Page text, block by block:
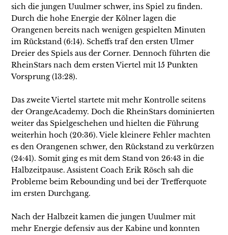
sich die jungen Uuulmer schwer, ins Spiel zu finden.
Durch die hohe Energie der Kölner lagen die
Orangenen bereits nach wenigen gespielten Minuten
im Rückstand (6:14). Scheffs traf den ersten Ulmer
Dreier des Spiels aus der Corner. Dennoch führten die
RheinStars nach dem ersten Viertel mit 15 Punkten
Vorsprung (13:28).
Das zweite Viertel startete mit mehr Kontrolle seitens
der OrangeAcademy. Doch die RheinStars dominierten
weiter das Spielgeschehen und hielten die Führung
weiterhin hoch (20:36). Viele kleinere Fehler machten
es den Orangenen schwer, den Rückstand zu verkürzen
(24:41). Somit ging es mit dem Stand von 26:43 in die
Halbzeitpause. Assistent Coach Erik Rösch sah die
Probleme beim Rebounding und bei der Trefferquote
im ersten Durchgang.
Nach der Halbzeit kamen die jungen Uuulmer mit
mehr Energie defensiv aus der Kabine und konnten